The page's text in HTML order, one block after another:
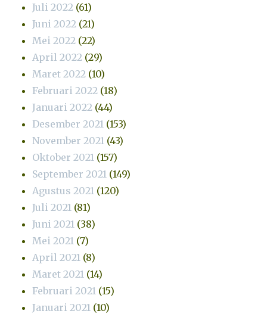
Juli 2022 (61)
Juni 2022 (21)
Mei 2022 (22)
April 2022 (29)
Maret 2022 (10)
Februari 2022 (18)
Januari 2022 (44)
Desember 2021 (153)
November 2021 (43)
Oktober 2021 (157)
September 2021 (149)
Agustus 2021 (120)
Juli 2021 (81)
Juni 2021 (38)
Mei 2021 (7)
April 2021 (8)
Maret 2021 (14)
Februari 2021 (15)
Januari 2021 (10)